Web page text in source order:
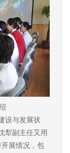
设与发展状
犁副主任又用
展情况，包